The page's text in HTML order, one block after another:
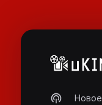
Новое